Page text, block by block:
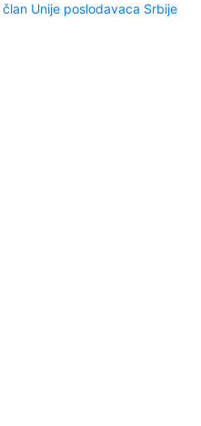
član Unije poslodavaca Srbije